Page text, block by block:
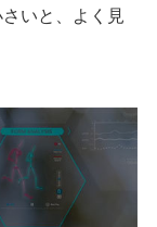
いと、よく見